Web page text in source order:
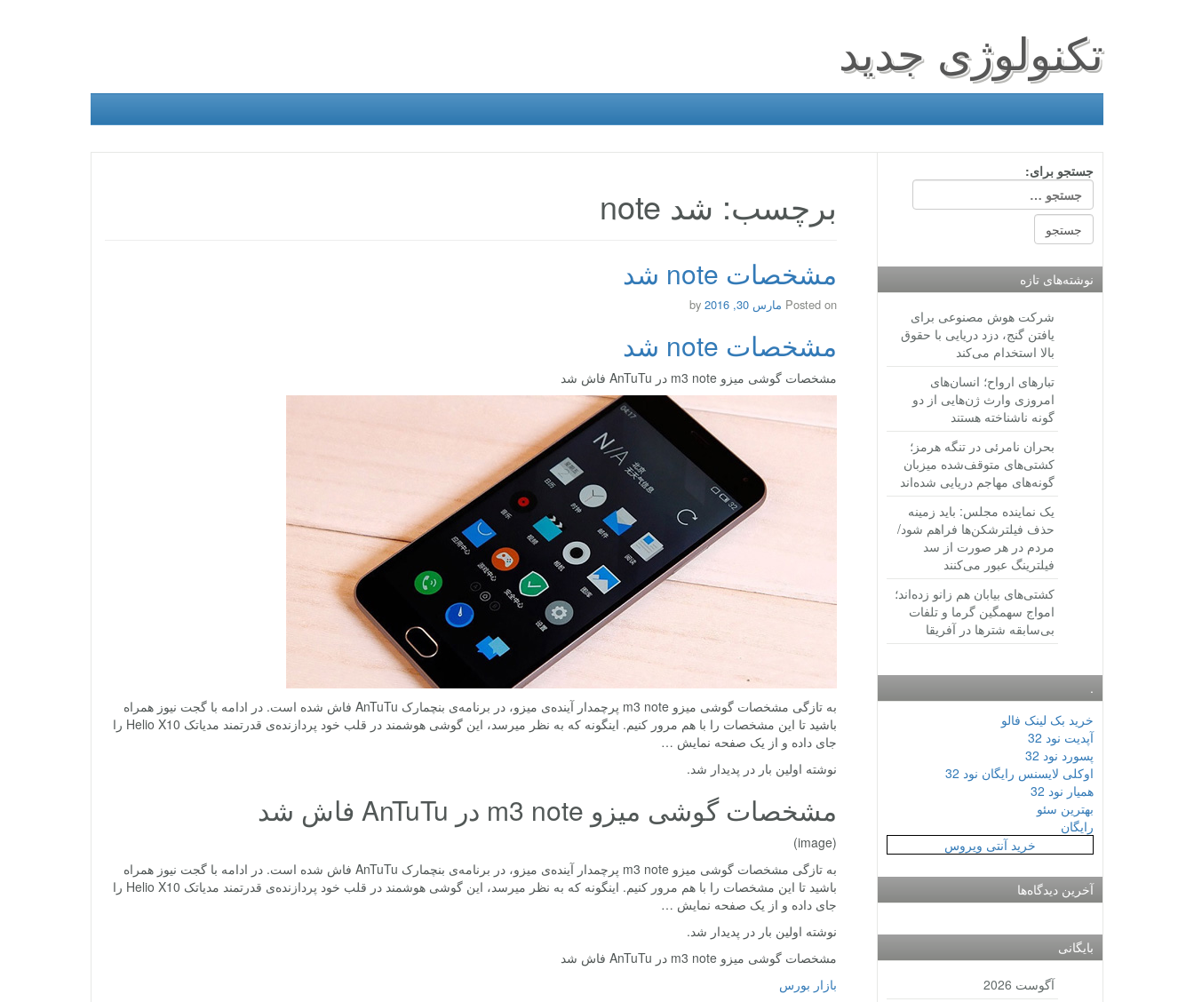
تکنولوژی جدید
برچسب: شد note
مشخصات note شد
Posted on مارس 30, 2016 by
مشخصات note شد
مشخصات گوشی میزو m3 note در AnTuTu فاش شد
به تازگی مشخصات گوشی میزو m3 note پرچمدار آینده‌ی میزو، در برنامه‌ی بنچمارک AnTuTu فاش شده است. در ادامه با گجت نیوز همراه
باشید تا این مشخصات را با هم مرور کنیم. اینگونه که به نظر میرسد، این گوشی هوشمند در قلب خود پردازنده‌ی قدرتمند مدیاتک Helio X10 را
جای داده و از یک صفحه نمایش …
نوشته اولین بار در پدیدار شد.
مشخصات گوشی میزو m3 note در AnTuTu فاش شد
(image)
به تازگی مشخصات گوشی میزو m3 note پرچمدار آینده‌ی میزو، در برنامه‌ی بنچمارک AnTuTu فاش شده است. در ادامه با گجت نیوز همراه
باشید تا این مشخصات را با هم مرور کنیم. اینگونه که به نظر میرسد، این گوشی هوشمند در قلب خود پردازنده‌ی قدرتمند مدیاتک Helio X10 را
جای داده و از یک صفحه نمایش …
نوشته اولین بار در پدیدار شد.
مشخصات گوشی میزو m3 note در AnTuTu فاش شد
بازار بورس
جستجو برای:
نوشته‌های تازه
شرکت هوش مصنوعی برای
یافتن گنج، دزد دریایی با حقوق
بالا استخدام می‌کند
تبارهای ارواح؛ انسان‌های
امروزی وارث ژن‌هایی از دو
گونه ناشناخته هستند
بحران نامرئی در تنگه هرمز؛
کشتی‌های متوقف‌شده میزبان
گونه‌های مهاجم دریایی شده‌اند
یک نماینده مجلس: باید زمینه
حذف فیلترشکن‌ها فراهم شود/
مردم در هر صورت از سد
فیلترینگ عبور می‌کنند
کشتی‌های بیابان هم زانو زده‌اند؛
امواج سهمگین گرما و تلفات
بی‌سابقه شترها در آفریقا
.
خرید بک لینک فالو
آپدیت نود 32
پسورد نود 32
اوکلی لایسنس رایگان نود 32
همیار نود 32
بهترین سئو
رایگان
خرید آنتی ویروس
آخرین دیدگاه‌ها
بایگانی
آگوست 2026